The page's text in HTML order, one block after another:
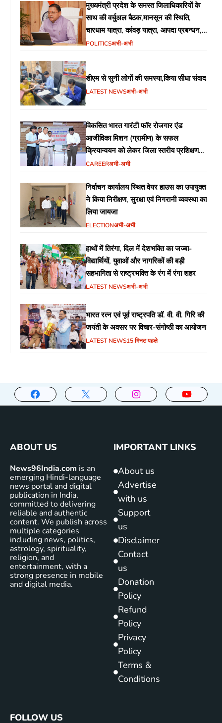
मुख्यमंत्री प्रदेश के समस्त जिलाधिकारियों के
साथ की वर्चुअल बैठक,मानसून की स्थिति,
चारधाम यात्रा, कांवड़ यात्रा, आपदा प्रबन्धन,
जन-जन के द्वार कार्यक्रम, सत्यापन अभियान,
निर्देश
POLITICSअभी-अभी
डीएम से सुनी लोगों की समस्या,किया सीधा संवाद
LATEST NEWSअभी-अभी
विकसित भारत गारंटी फॉर रोजगार एंड
आजीविका मिशन (ग्रामीण) के सफल
क्रियान्वयन को लेकर जिला स्तरीय प्रशिक्षण
आयोजित
CAREERअभी-अभी
निर्वाचन कार्यालय स्थित वेयर हाउस का उपायुक्त
ने किया निरीक्षण, सुरक्षा एवं निगरानी व्यवस्था का
लिया जायजा
ELECTIONअभी-अभी
हाथों में तिरंगा, दिल में देशभक्ति का जज्बा-
विद्यार्थियों, युवाओं और नागरिकों की बड़ी
सहभागिता से राष्ट्रभक्ति के रंग में रंगा शहर
LATEST NEWSअभी-अभी
भारत रत्न एवं पूर्व राष्ट्रपति डॉ. वी. वी. गिरि की
जयंती के अवसर पर विचार-संगोष्ठी का आयोजन
LATEST NEWS15 मिनट पहले
ABOUT US
News96India.com is an
emerging Hindi-language
news portal and digital
publication in India,
committed to delivering
reliable and authentic
content. We publish across
multiple categories
including news, politics,
astrology, spirituality,
religion, and
entertainment, with a
strong presence in mobile
and digital media.
IMPORTANT LINKS
About us
Advertise
with us
Support
us
Disclaimer
Contact
us
Donation
Policy
Refund
Policy
Privacy
Policy
Terms &
Conditions
FOLLOW US